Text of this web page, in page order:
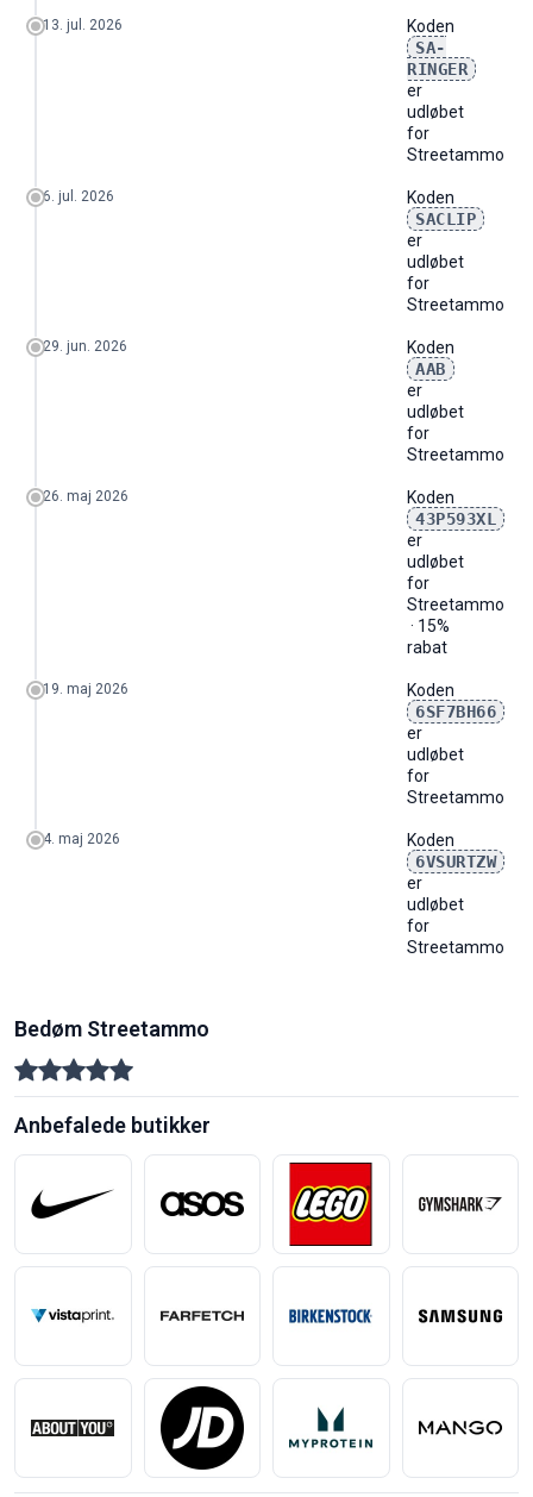
13. jul. 2026
Koden
SA-
RINGER
er
udløbet
for
Streetammo
6. jul. 2026
Koden
SACLIP
er
udløbet
for
Streetammo
29. jun. 2026
Koden
AAB
er
udløbet
for
Streetammo
26. maj 2026
Koden
43P593XL
er
udløbet
for
Streetammo
· 15%
rabat
19. maj 2026
Koden
6SF7BH66
er
udløbet
for
Streetammo
4. maj 2026
Koden
6VSURTZW
er
udløbet
for
Streetammo
Bedøm Streetammo
Anbefalede butikker